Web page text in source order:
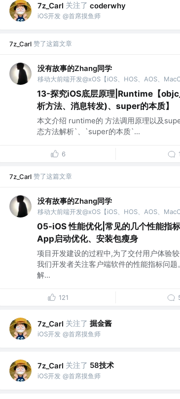
7z_Carl 关注了 coderwhy
iOS开发 @首席摸鱼师
7z_Carl 赞了这篇文章
没有故事的Zhang同学
13-探究iOS底层原理|Runtime【
析方法、消息转发)、super的本质】
本文介绍 runtime的 方法调用原理以及
态方法解析`、`super的本质`...
6
7z_Carl 赞了这篇文章
没有故事的Zhang同学
05-iOS 性能优化|常见的几个性能指
App启动优化、安装包瘦身
项目开发建设的过程中,为了交付用户体验
我们开发者关注客户端软件的性能指标问
解...
121
7z_Carl 关注了 掘金酱
iOS开发 @首席摸鱼师
7z_Carl 关注了 58技术
iOS开发 @首席摸鱼师